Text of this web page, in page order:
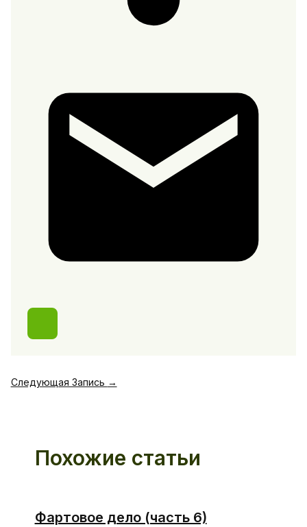
Следующая Запись →
Похожие статьи
Фартовое дело (часть 6)